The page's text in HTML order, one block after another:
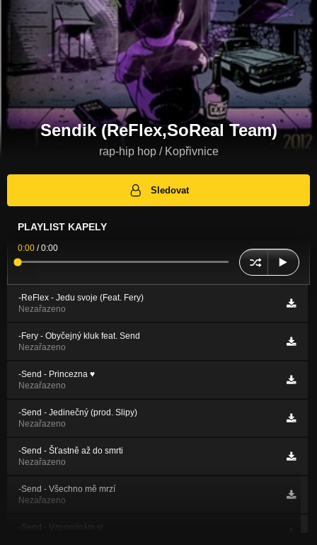
Sendik (ReFlex,SoReal Team)
rap-hip hop / Kopřivnice
Sledovat
PLAYLIST KAPELY
0:00 /0:00
-ReFlex - Jedu svoje (Feat. Fery)
Nezařazeno
-Fery - Obyčejný kluk feat. Send
Nezařazeno
-Send - Princezna ♥
Nezařazeno
-Send - Jedinečný (prod. Slipy)
Nezařazeno
-Send - Šťastně až do smrti
Nezařazeno
-Send - Všechno mě mrzí
Nezařazeno
-Send - Vzpomínám si